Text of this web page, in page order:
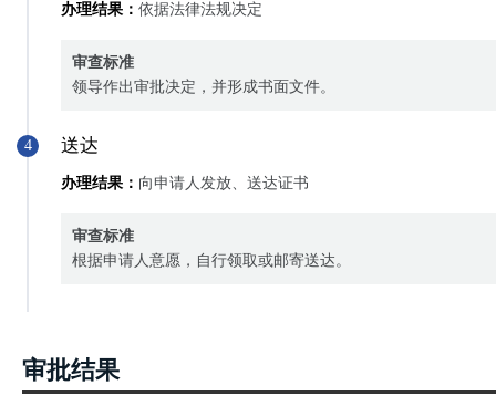
办理结果： 依据法律法规决定
审查标准
领导作出审批决定，并形成书面文件。
4 送达
办理结果： 向申请人发放、送达证书
审查标准
根据申请人意愿，自行领取或邮寄送达。
审批结果